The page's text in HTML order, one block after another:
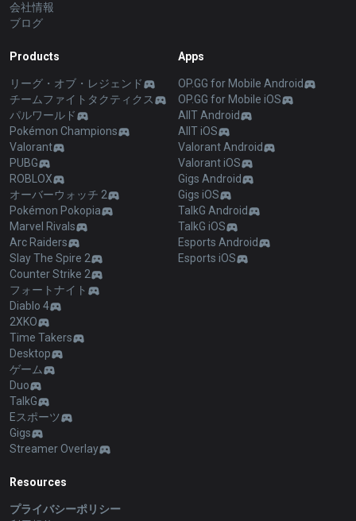
会社情報
ブログ
Products
リーグ・オブ・レジェンド
チームファイトタクティクス
パルワールド
Pokémon Champions
Valorant
PUBG
ROBLOX
オーバーウォッチ 2
Pokémon Pokopia
Marvel Rivals
Arc Raiders
Slay The Spire 2
Counter Strike 2
フォートナイト
Diablo 4
2XKO
Time Takers
Desktop
ゲーム
Duo
TalkG
Eスポーツ
Gigs
Streamer Overlay
Apps
OP.GG for Mobile Android
OP.GG for Mobile iOS
AllT Android
AllT iOS
Valorant Android
Valorant iOS
Gigs Android
Gigs iOS
TalkG Android
TalkG iOS
Esports Android
Esports iOS
Resources
プライバシーポリシー